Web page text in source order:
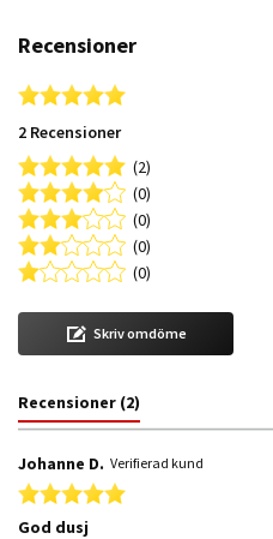
Recensioner
5.0 star rating
2 Recensioner
(2)
(0)
(0)
(0)
(0)
Skriv omdöme
Recensioner (2)
Johanne D. Verifierad kund
5.0 star rating
God dusj